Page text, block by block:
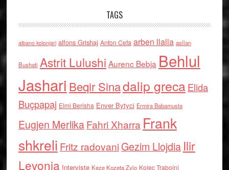
TAGS
albano kolonjari alfons Grishaj Anton Cefa arben llalla asllan
Bushati Astrit Lulushi Aurenc Bebja Behlul
Jashari Beqir Sinadalip grecaElida
Buçpapaj Elmi Berisha Enver Bytyci Ermira Babamusta
Eugjen MerlikaFahri Xharra Frank
shkreli Fritz radovaniGezim Llojdia Ilir
Levonja Interviste Keze Kozeta Zylo Kolec Traboini